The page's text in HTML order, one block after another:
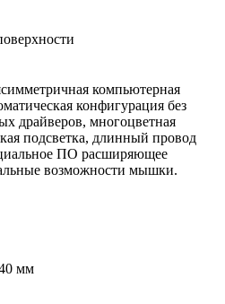
компьютерная
конфигурация без
драйверов, многоцветная
подсветка, длинный провод
ПО расширяющее
возможности мышки.
мм